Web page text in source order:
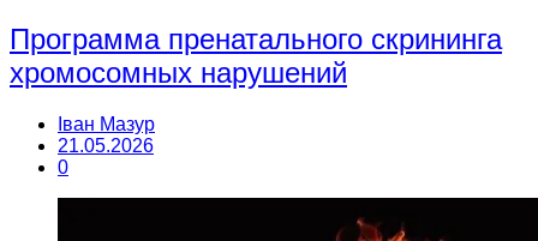
Программа пренатального скрининга
хромосомных нарушений
Іван Мазур
21.05.2026
0